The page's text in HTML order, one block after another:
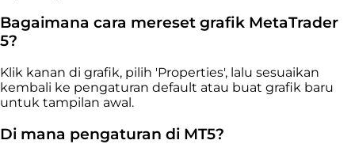
Bagaimana cara mereset grafik MetaTrader
5?
Klik kanan di grafik, pilih 'Properties', lalu sesuaikan
kembali ke pengaturan default atau buat grafik baru
untuk tampilan awal.
Di mana pengaturan di MT5?